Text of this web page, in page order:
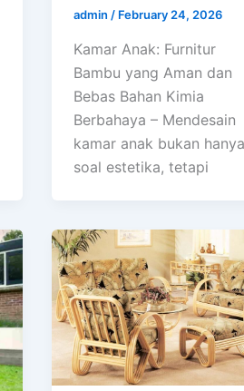
admin / February 24, 2026
Kamar Anak: Furnitur
Bambu yang Aman dan
Bebas Bahan Kimia
Berbahaya – Mendesain
kamar anak bukan hanya
soal estetika, tetapi